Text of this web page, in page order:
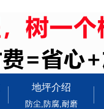
地坪介绍
防尘,防腐,耐磨